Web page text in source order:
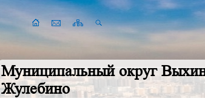
Муниципальный округ
Жулебино